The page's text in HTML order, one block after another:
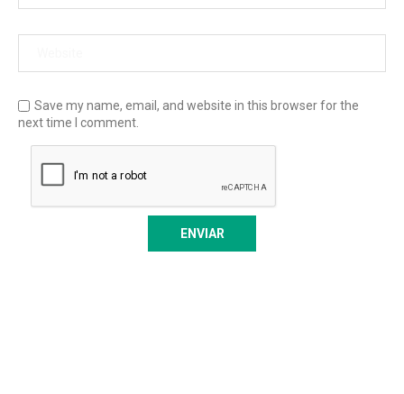
Save my name, email, and website in this browser for the
next time I comment.